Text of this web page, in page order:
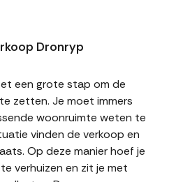
Dronryp
een grote stap om de
zetten. Je moet immers
woonruimte weten te
vinden de verkoop en
Op deze manier hoef je
verhuizen en zit je met